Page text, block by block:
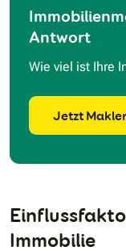
Antwort
Wie viel ist Ihre
Jetzt
Immobilie